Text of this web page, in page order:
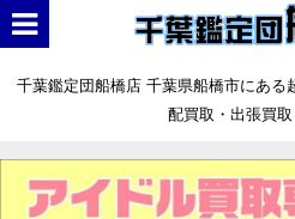
千葉鑑定団船橋店 千葉県船橋市にあ
配買取・出張買取